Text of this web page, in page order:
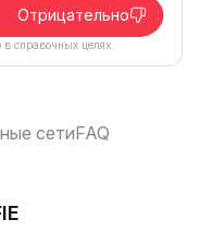
Отрицательно
справочных целях.
сетиFAQ